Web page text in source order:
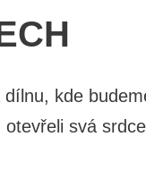
kde
otevřeli svá